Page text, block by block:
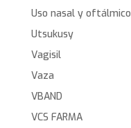
Uso nasal y oftálmico
Utsukusy
Vagisil
Vaza
VBAND
VCS FARMA